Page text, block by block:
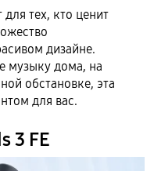
тех, кто ценит
дизайне.
музыку дома, на
обстановке, эта
для вас.
3 FE